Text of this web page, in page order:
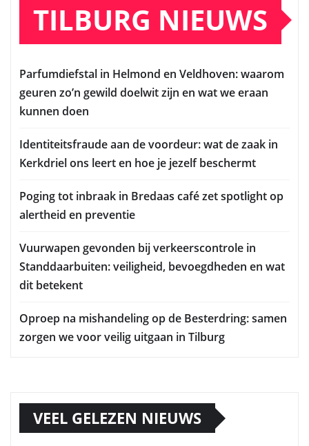
TILBURG NIEUWS
Parfumdiefstal in Helmond en Veldhoven: waarom
geuren zo’n gewild doelwit zijn en wat we eraan
kunnen doen
Identiteitsfraude aan de voordeur: wat de zaak in
Kerkdriel ons leert en hoe je jezelf beschermt
Poging tot inbraak in Bredaas café zet spotlight op
alertheid en preventie
Vuurwapen gevonden bij verkeerscontrole in
Standdaarbuiten: veiligheid, bevoegdheden en wat
dit betekent
Oproep na mishandeling op de Besterdring: samen
zorgen we voor veilig uitgaan in Tilburg
VEEL GELEZEN NIEUWS